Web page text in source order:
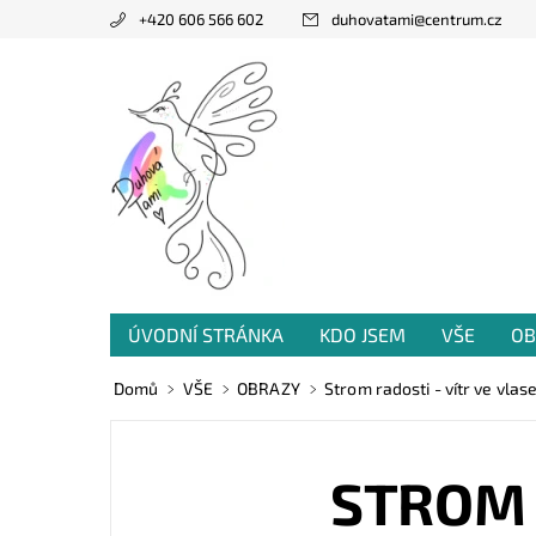
+420 606 566 602 duhovatami@centrum.cz
ÚVODNÍ STRÁNKA KDO JSEM VŠE
PRODANÁ TVORBA
VZKAZY OD VÁS
Domů VŠE OBRAZY Strom radosti - vítr ve